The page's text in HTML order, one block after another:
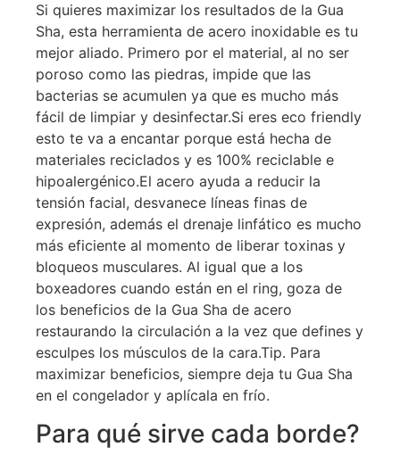
Si quieres maximizar los resultados de la Gua
Sha, esta herramienta de acero inoxidable es tu
mejor aliado. Primero por el material, al no ser
poroso como las piedras, impide que las
bacterias se acumulen ya que es mucho más
fácil de limpiar y desinfectar.Si eres eco friendly
esto te va a encantar porque está hecha de
materiales reciclados y es 100% reciclable e
hipoalergénico.El acero ayuda a reducir la
tensión facial, desvanece líneas finas de
expresión, además el drenaje linfático es mucho
más eficiente al momento de liberar toxinas y
bloqueos musculares. Al igual que a los
boxeadores cuando están en el ring, goza de
los beneficios de la Gua Sha de acero
restaurando la circulación a la vez que defines y
esculpes los músculos de la cara.Tip. Para
maximizar beneficios, siempre deja tu Gua Sha
en el congelador y aplícala en frío.
Para qué sirve cada borde?